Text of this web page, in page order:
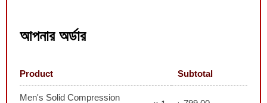
আপনার অর্ডার
Product Subtotal
Men's Solid Compression